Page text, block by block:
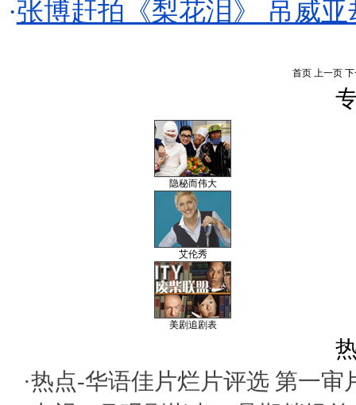
·张博赶拍《梨花泪》 吊威
首页 上一页
隐秘而伟大
艾伦秀
美剧追剧表
·热点-华语佳片烂片评选 第一审